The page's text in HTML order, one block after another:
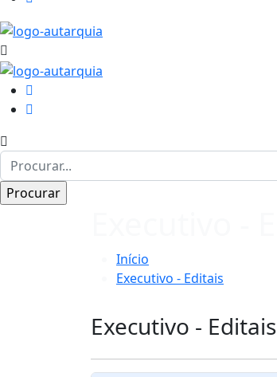
Início
Executivo - Editais
Executivo - Editais